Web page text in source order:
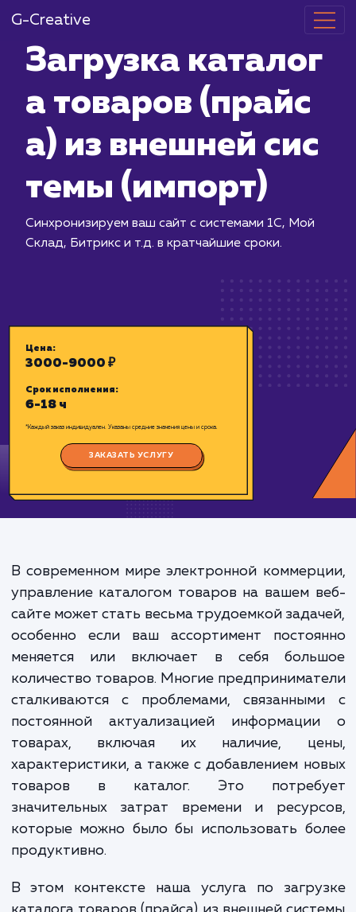
G-Creative
Загрузка
а товаров
а) из
темы
3000-9000 ₽
*Каждый заказ индивидуален. Указаны средние значения цены и срока.
ЗАКАЗАТЬ УСЛУГУ
В современном мире электронной
управление каталогом товаров на вашем
сайте может стать весьма трудоемкой
особенно если ваш ассортимент
меняется или включает в себя
количество товаров. Многие
сталкиваются с проблемами,
постоянной актуализацией
товарах, включая их наличие,
характеристики, а также с добавлением
значительных затрат времени и